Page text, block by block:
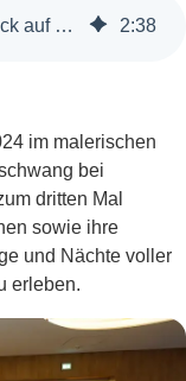
Agenturfestival 2024: Ein Rückblick auf die besondere Fachkonferenz 2:38
im malerischen
bei
dritten Mal
sowie ihre
und Nächte voller
erleben.